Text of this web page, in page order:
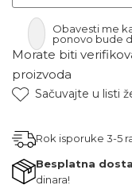
Obavesti me
ponovo bude
Morate biti
proizvoda
Sačuvajte u listi
Rok isporuke 3-5
Besplatna
dinara!